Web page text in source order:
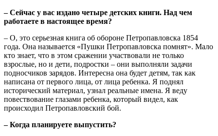
– Сейчас у вас издано четыре детских книги. Над чем
работаете в настоящее время?
– О, это серьезная книга об обороне Петропавловска 1854
года. Она называется «Пушки Петропавловска помнят». Мало
кто знает, что в этом сражении участвовали не только
взрослые, но и дети, подростки – они выполняли задачи
подносчиков зарядов. Интересна она будет детям, так как
написана от первого лица, от лица ребенка. Я поднял
исторический материал, узнал реальные имена. Я веду
повествование глазами ребенка, который видел, как
происходил Петропавловский бой.
– Когда планируете выпустить?